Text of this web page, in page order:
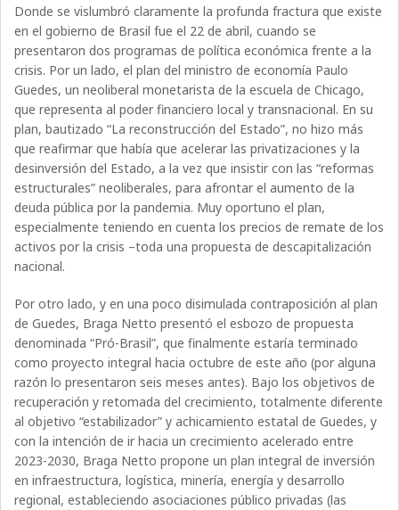
Donde se vislumbró claramente la profunda fractura que existe
en el gobierno de Brasil fue el 22 de abril, cuando se
presentaron dos programas de política económica frente a la
crisis. Por un lado, el plan del ministro de economía Paulo
Guedes, un neoliberal monetarista de la escuela de Chicago,
que representa al poder financiero local y transnacional. En su
plan, bautizado “La reconstrucción del Estado”, no hizo más
que reafirmar que había que acelerar las privatizaciones y la
desinversión del Estado, a la vez que insistir con las “reformas
estructurales” neoliberales, para afrontar el aumento de la
deuda pública por la pandemia. Muy oportuno el plan,
especialmente teniendo en cuenta los precios de remate de los
activos por la crisis –toda una propuesta de descapitalización
nacional.
Por otro lado, y en una poco disimulada contraposición al plan
de Guedes, Braga Netto presentó el esbozo de propuesta
denominada “Pró-Brasil”, que finalmente estaría terminado
como proyecto integral hacia octubre de este año (por alguna
razón lo presentaron seis meses antes). Bajo los objetivos de
recuperación y retomada del crecimiento, totalmente diferente
al objetivo “estabilizador” y achicamiento estatal de Guedes, y
con la intención de ir hacia un crecimiento acelerado entre
2023-2030, Braga Netto propone un plan integral de inversión
en infraestructura, logística, minería, energía y desarrollo
regional, estableciendo asociaciones público privadas (las